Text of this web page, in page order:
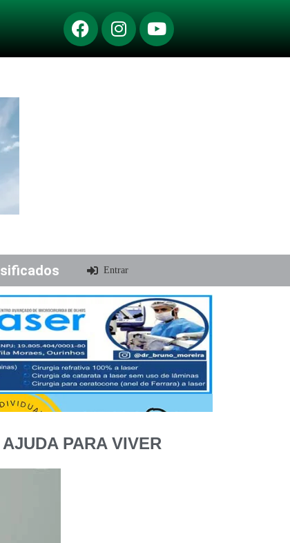
Entrar
PARA VIVER